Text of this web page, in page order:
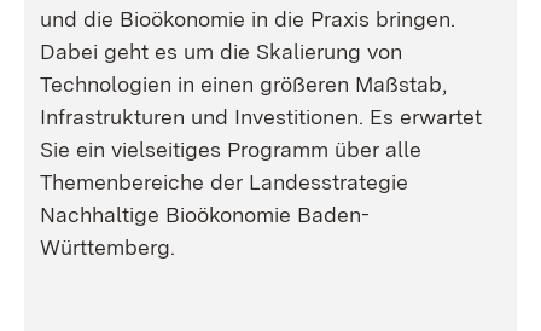
und die Bioökonomie in die Praxis bringen.
Dabei geht es um die Skalierung von
Technologien in einen größeren Maßstab,
Infrastrukturen und Investitionen. Es erwartet
Sie ein vielseitiges Programm über alle
Themenbereiche der Landesstrategie
Nachhaltige Bioökonomie Baden-
Württemberg.